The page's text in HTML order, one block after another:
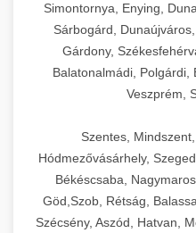
Simontornya, Enying,
Sárbogárd,
Gárdony,
Balatonalmádi, Polgárdi,
Veszprém,
Szentes,
Hódmezővásárhely,
Békéscsaba,
Göd,Szob, Rétság,
Szécsény, Aszód, Hatvan,